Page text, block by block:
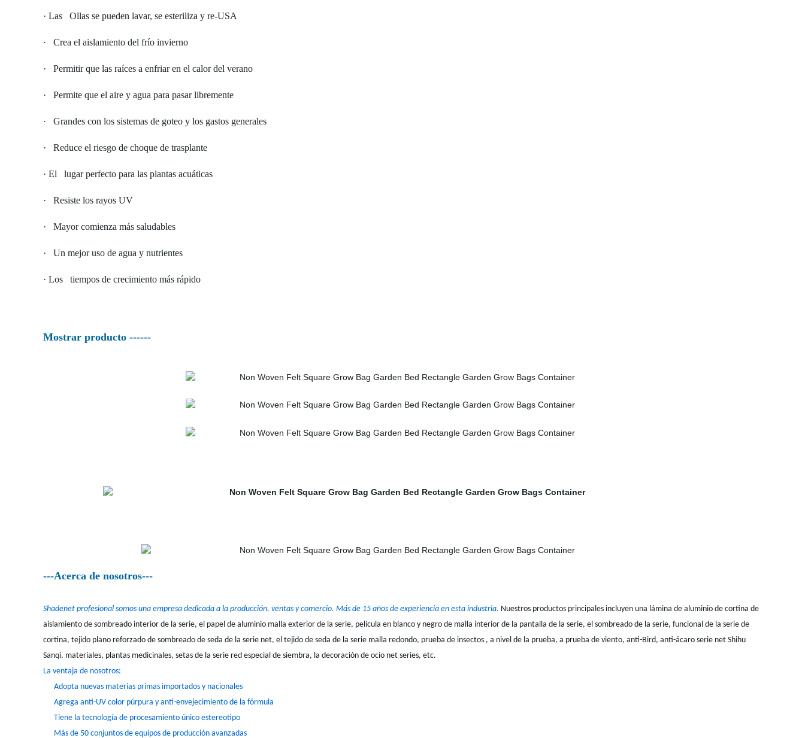
· Las Ollas se pueden lavar, se esteriliza y re-USA
· Crea el aislamiento del frío invierno
· Permitir que las raíces a enfriar en el calor del verano
· Permite que el aire y agua para pasar libremente
· Grandes con los sistemas de goteo y los gastos generales
· Reduce el riesgo de choque de trasplante
· El lugar perfecto para las plantas acuáticas
· Resiste los rayos UV
· Mayor comienza más saludables
· Un mejor uso de agua y nutrientes
· Los tiempos de crecimiento más rápido
Mostrar producto ------
---Acerca de nosotros---
Shadenet profesional somos una empresa dedicada a la producción, ventas y comercio. Más de 15 años de experiencia en esta industria. Nuestros productos principales incluyen una lámina de aluminio de cortina de
aislamiento de sombreado interior de la serie, el papel de aluminio malla exterior de la serie, película en blanco y negro de malla interior de la pantalla de la serie, el sombreado de la serie, funcional de la serie de
cortina, tejido plano reforzado de sombreado de seda de la serie net, el tejido de seda de la serie malla redondo, prueba de insectos , a nivel de la prueba, a prueba de viento, anti-Bird, anti-ácaro serie net Shihu
Sanqi, materiales, plantas medicinales, setas de la serie red especial de siembra, la decoración de ocio net series, etc.
La ventaja de nosotros:
Adopta nuevas materias primas importados y nacionales
Agrega anti-UV color púrpura y anti-envejecimiento de la fórmula
Tiene la tecnología de procesamiento único estereotipo
Más de 50 conjuntos de equipos de producción avanzadas